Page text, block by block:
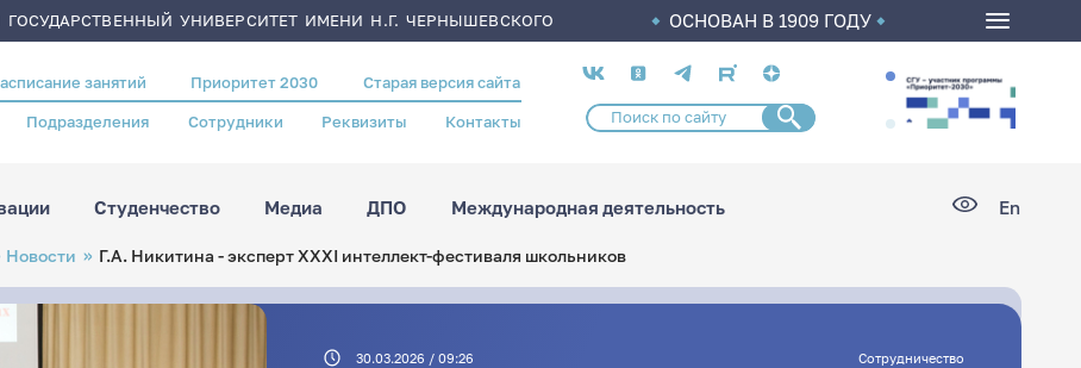
УНИВЕРСИТЕТ ИМЕНИ Н.Г. ЧЕРНЫШЕВСКОГО ОСНОВАН В 1909 ГОДУ
занятий Приоритет 2030 Старая версия сайта
Подразделения Сотрудники Реквизиты Контакты
Социальные
сети
Студенчество Медиа ДПО Международная деятельность En
Новости Г.А. Никитина - эксперт ХХХI интеллект-фестиваля школьников
30.03.2026 / 09:26 Сотрудничество